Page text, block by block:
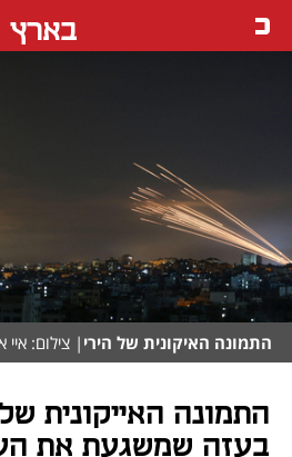
בארץ
התמונה האיקונית של הירי| צילום: איי
התמונה האייקונית
בעזה שמשגעת את